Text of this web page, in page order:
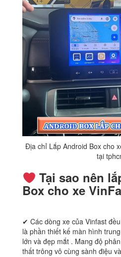
Địa chỉ Lắp Android Box cho
tại
Tại sao nên
Box cho xe
✔ Các dòng xe của Vinfast
là phần thiết kế màn hình
lớn và đẹp mắt . Mang độ
thất trông vô cùng sành điệu